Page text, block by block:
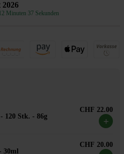
2026
Minuten 37 Sekunden
120 Stk. - 86g
CHF 22.00
+
30ml
CHF 20.00